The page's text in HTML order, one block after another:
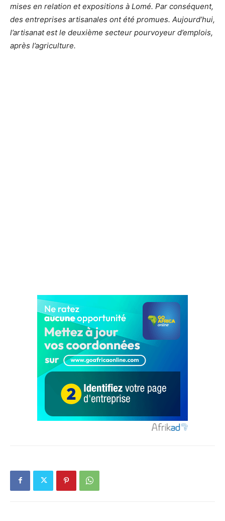
mises en relation et expositions à Lomé. Par conséquent,
des entreprises artisanales ont été promues. Aujourd’hui,
l’artisanat est le deuxième secteur pourvoyeur d’emplois,
après l’agriculture.